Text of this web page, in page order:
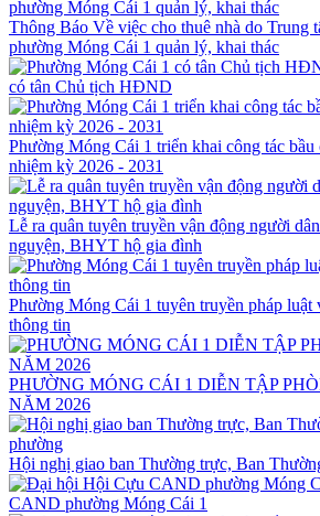
Thông Báo Về việc cho thuê nhà do Trung
phường Móng Cái 1 quản lý, khai thác
có tân Chủ tịch HĐND
Phường Móng Cái 1 triển khai công tác
nhiệm kỳ 2026 - 2031
Lễ ra quân tuyên truyền vận động người
nguyện, BHYT hộ gia đình
Phường Móng Cái 1 tuyên truyền pháp luật
thông tin
PHƯỜNG MÓNG CÁI 1 DIỄN TẬP
NĂM 2026
Hội nghị giao ban Thường trực, Ban
CAND phường Móng Cái 1